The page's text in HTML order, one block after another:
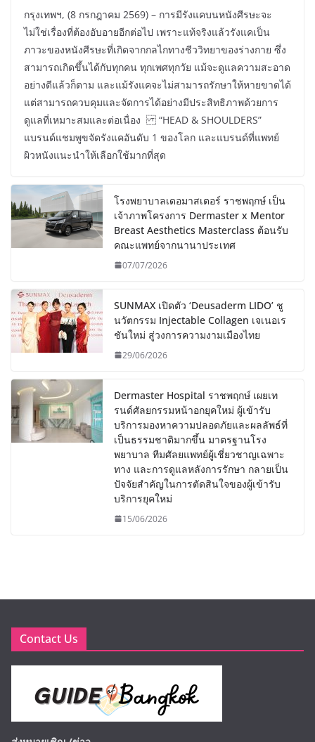
กรุงเทพฯ, (8 กรกฎาคม 2569) – การมีรังแคบนหนังศีรษะจะ
ไม่ใช่เรื่องที่ต้องอับอายอีกต่อไป เพราะแท้จริงแล้วรังแคเป็น
ภาวะของหนังศีรษะที่เกิดจากกลไกทางชีววิทยาของร่างกาย ซึ่ง
สามารถเกิดขึ้นได้กับทุกคน ทุกเพศทุกวัย แม้จะดูแลความสะอาด
อย่างดีแล้วก็ตาม และแม้รังแคจะไม่สามารถรักษาให้หายขาดได้
แต่สามารถควบคุมและจัดการได้อย่างมีประสิทธิภาพด้วยการ
ดูแลที่เหมาะสมและต่อเนื่อง “HEAD & SHOULDERS”
แบรนด์แชมพูขจัดรังแคอันดับ 1 ของโลก และแบรนด์ที่แพทย์
ผิวหนังแนะนำให้เลือกใช้มากที่สุด
โรงพยาบาลเดอมาสเตอร์ ราชพฤกษ์ เป็น
เจ้าภาพโครงการ Dermaster x Mentor
Breast Aesthetics Masterclass ต้อนรับ
คณะแพทย์จากนานาประเทศ
07/07/2026
SUNMAX เปิดตัว ‘Deusaderm LIDO’ ชู
นวัตกรรม Injectable Collagen เจเนอเร
ชันใหม่ สู่วงการความงามเมืองไทย
29/06/2026
Dermaster Hospital ราชพฤกษ์ เผยเท
รนด์ศัลยกรรมหน้าอกยุคใหม่ ผู้เข้ารับ
บริการมองหาความปลอดภัยและผลลัพธ์ที่
เป็นธรรมชาติมากขึ้น มาตรฐานโรง
พยาบาล ทีมศัลยแพทย์ผู้เชี่ยวชาญเฉพาะ
ทาง และการดูแลหลังการรักษา กลายเป็น
ปัจจัยสำคัญในการตัดสินใจของผู้เข้ารับ
บริการยุคใหม่
15/06/2026
Contact Us